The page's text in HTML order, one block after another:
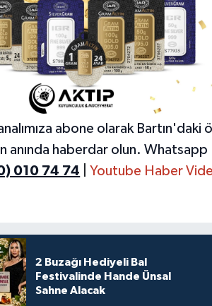
abone olarak Bartın'daki
anında haberdar olun. Whatsapp
010 74 74 |Youtube Haber
2 Buzağı Hediyeli Bal
Festivalinde Hande Ünsal
Sahne Alacak